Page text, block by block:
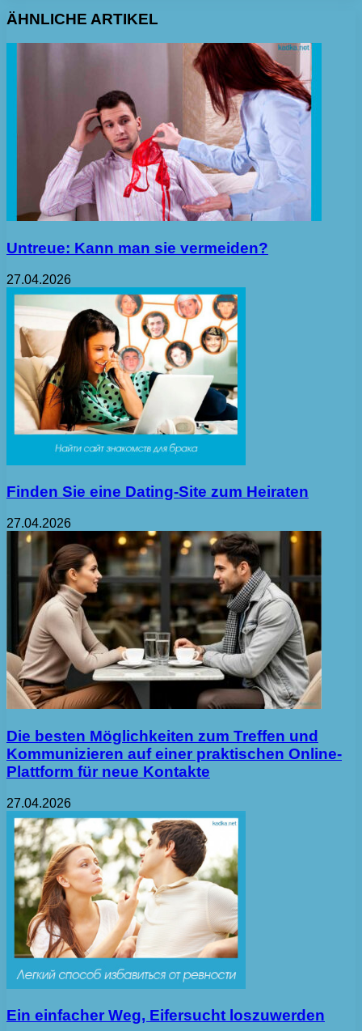
ÄHNLICHE ARTIKEL
Untreue: Kann man sie vermeiden?
27.04.2026
Finden Sie eine Dating-Site zum Heiraten
27.04.2026
Die besten Möglichkeiten zum Treffen und
Kommunizieren auf einer praktischen Online-
Plattform für neue Kontakte
27.04.2026
Ein einfacher Weg, Eifersucht loszuwerden